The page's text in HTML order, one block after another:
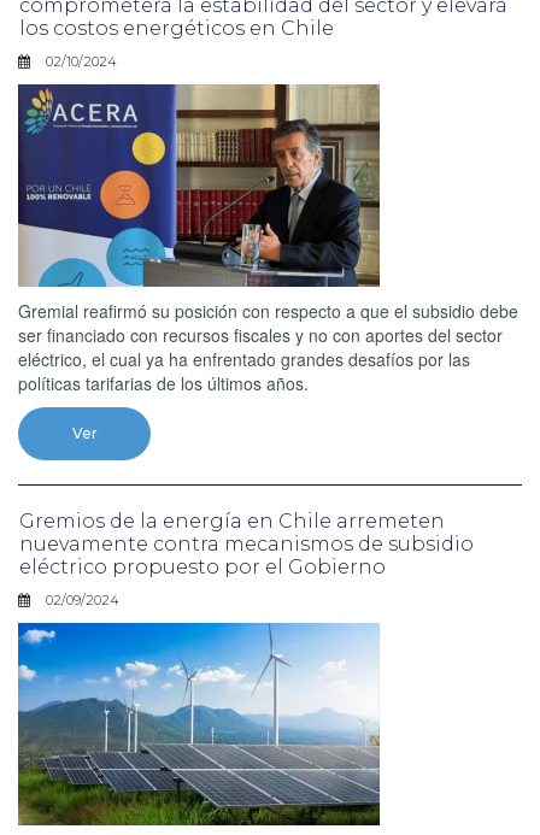
comprometerá la estabilidad del sector y elevará
los costos energéticos en Chile
02/10/2024
Gremial reafirmó su posición con respecto a que el subsidio debe
ser financiado con recursos fiscales y no con aportes del sector
eléctrico, el cual ya ha enfrentado grandes desafíos por las
políticas tarifarias de los últimos años.
Ver
Gremios de la energía en Chile arremeten
nuevamente contra mecanismos de subsidio
eléctrico propuesto por el Gobierno
02/09/2024